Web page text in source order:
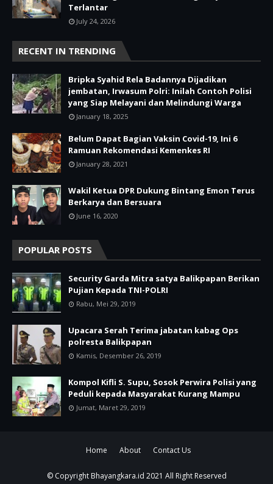
Terlantar
July 24, 2026
RECENT IN TRENDING
Bripka Syahid Rela Badannya Dijadikan
jembatan, Irwasum Polri: Inilah Contoh Polisi
yang Siap Melayani dan Melindungi Warga
January 18, 2025
Belum Dapat Bagian Vaksin Covid-19, Ini 6
Ramuan Rekomendasi Kemenkes RI
January 28, 2021
Wakil Ketua DPR Dukung Bintang Emon Terus
Berkarya dan Bersuara
June 16, 2020
POPULAR POSTS
Security Garda Mitra satya Balikpapan Berikan
Pujian Kepada TNI-POLRI
Rabu, Mei 29, 2019
Upacara Serah Terima jabatan kabag Ops
polresta Balikpapan
Kamis, Desember 26, 2019
Kompol Kifli S. Supu, Sosok Perwira Polisi yang
Peduli kepada Masyarakat Kurang Mampu
Jumat, Maret 29, 2019
Home About Contact Us
© Copyright Bhayangkara.id 2021 All Right Reserved